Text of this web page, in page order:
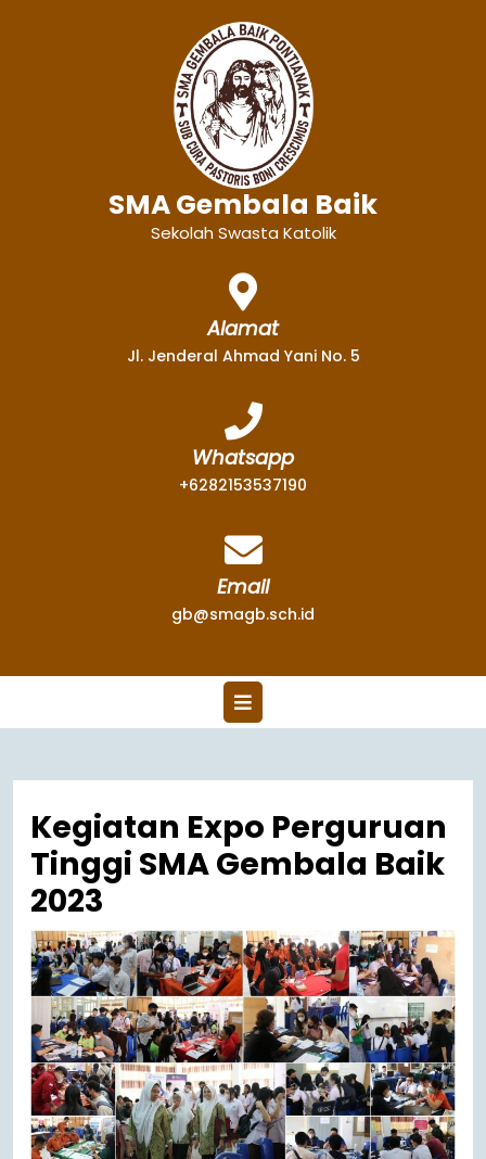
SMA Gembala Baik
Sekolah Swasta Katolik
Alamat
Jl. Jenderal Ahmad Yani No. 5
Whatsapp
+6282153537190
Email
gb@smagb.sch.id
Kegiatan Expo Perguruan
Tinggi SMA Gembala Baik
2023